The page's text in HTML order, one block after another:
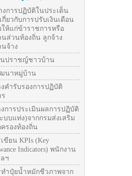
งการปฏิบัติในประเด็น
ยวกับการปรับเงินเดือน
ให้แก่ข้าราชการหรือ
นส่วนท้องถิ่น ลูกจ้าง
จ้าง
นปราชญ์ชาวบ้าน
นาหมู่บ้าน
คำรับรองการปฏิบัติ
การประเมินผลการปฏิบัติ
บบแท่ง)จากกรมส่งเสริม
รองท้องถิ่น
ขียน KPIs (Key
Indicators) พนักงาน
ฯ
ทำปุ๋ยน้ำหมักชีวภาพจาก